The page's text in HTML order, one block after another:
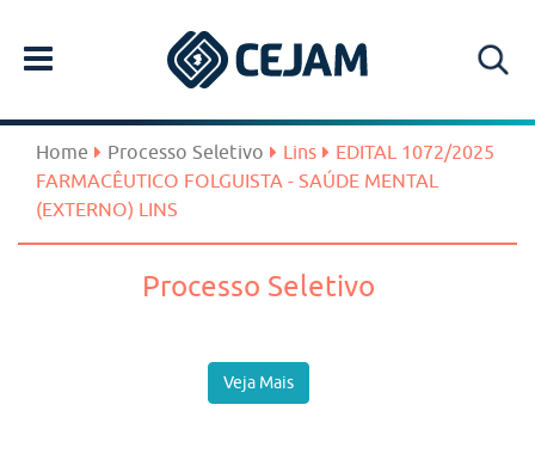
Home Processo Seletivo Lins
EDITAL 1072/2025
FARMACÊUTICO FOLGUISTA - SAÚDE MENTAL
(EXTERNO) LINS
Processo Seletivo
Veja Mais